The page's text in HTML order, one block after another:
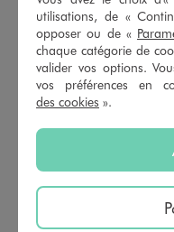
utilisations, de «
opposer ou de «
chaque catégorie de
valider vos options.
vos préférences en
des cookies ».